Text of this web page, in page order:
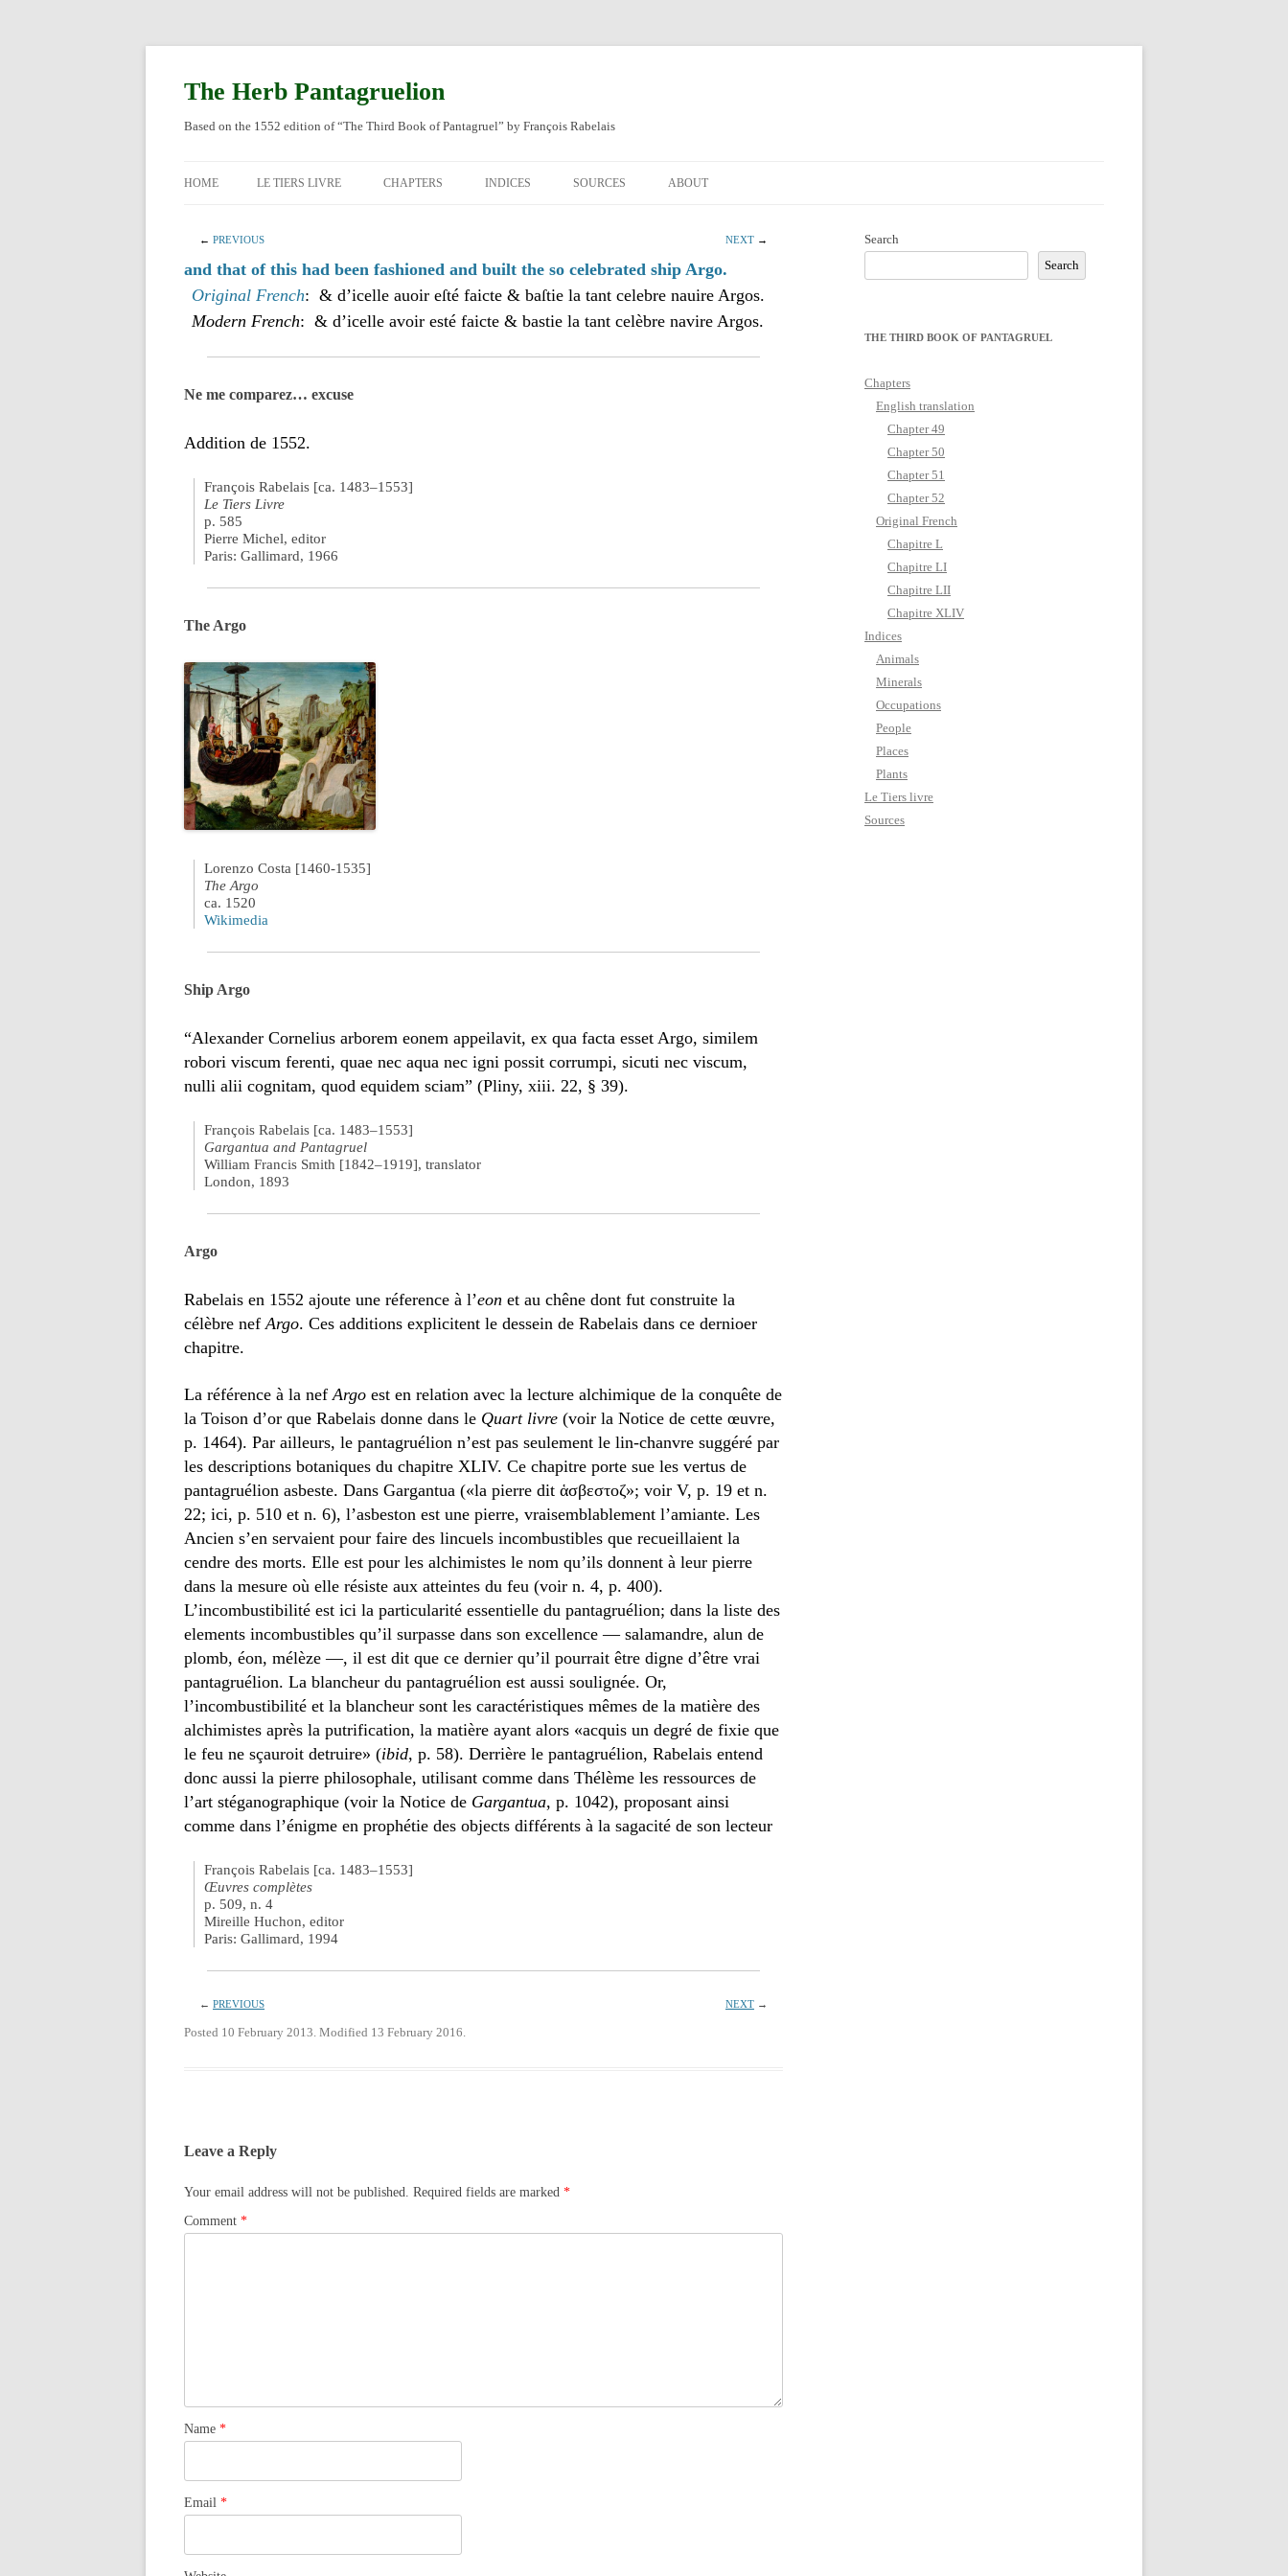
The Herb Pantagruelion
Based on the 1552 edition of “The Third Book of Pantagruel” by François Rabelais
HOME LE TIERS LIVRE CHAPTERS
CHAPITRE L
CHAPITRE LI
ENGLISH TRANSLATION CHAPTER 49
CHAPTER 50
INDICES
PLACES
ANIMALS
SOURCES ABOUT
← PREVIOUS NEXT→
and that of this had been fashioned and built the so celebrated ship Argo.
Original French: & d’icelle auoir eſté faicte & baſtie la tant celebre nauire Argos.
Modern French: & d’icelle avoir esté faicte & bastie la tant celèbre navire Argos.
Ne me comparez… excuse
Addition de 1552.
François Rabelais [ca. 1483–1553]
Le Tiers Livre
p. 585
Pierre Michel, editor
Paris: Gallimard, 1966
The Argo
Lorenzo Costa [1460-1535]
The Argo
ca. 1520
Wikimedia
Ship Argo
“Alexander Cornelius arborem eonem appeilavit, ex qua facta esset Argo, similem
robori viscum ferenti, quae nec aqua nec igni possit corrumpi, sicuti nec viscum,
nulli alii cognitam, quod equidem sciam” (Pliny, xiii. 22, § 39).
François Rabelais [ca. 1483–1553]
Gargantua and Pantagruel
William Francis Smith [1842–1919], translator
London, 1893
Argo
Rabelais en 1552 ajoute une réference à l’eon et au chêne dont fut construite la
célèbre nefArgo. Ces additions explicitent le dessein de Rabelais dans ce dernioer
chapitre.
La référence à la nefArgo est en relation avec la lecture alchimique de la conquête de
la Toison d’or que Rabelais donne dans le Quart livre (voir la Notice de cette œuvre,
p. 1464). Par ailleurs, le pantagruélion n’est pas seulement le lin-chanvre suggéré par
les descriptions botaniques du chapitre XLIV. Ce chapitre porte sue les vertus de
pantagruélion asbeste. Dans Gargantua («la pierre dit ἁσβεστοζ»; voir V, p. 19 et n.
22; ici, p. 510 et n. 6), l’asbeston est une pierre, vraisemblablement l’amiante. Les
Ancien s’en servaient pour faire des lincuels incombustibles que recueillaient la
cendre des morts. Elle est pour les alchimistes le nom qu’ils donnent à leur pierre
dans la mesure où elle résiste aux atteintes du feu (voir n. 4, p. 400).
L’incombustibilité est ici la particularité essentielle du pantagruélion; dans la liste des
elements incombustibles qu’il surpasse dans son excellence — salamandre, alun de
plomb, éon, mélèze —, il est dit que ce dernier qu’il pourrait être digne d’être vrai
pantagruélion. La blancheur du pantagruélion est aussi soulignée. Or,
l’incombustibilité et la blancheur sont les caractéristiques mêmes de la matière des
alchimistes après la putrification, la matière ayant alors «acquis un degré de fixie que
le feu ne sçauroit detruire» (ibid, p. 58). Derrière le pantagruélion, Rabelais entend
donc aussi la pierre philosophale, utilisant comme dans Thélème les ressources de
l’art stéganographique (voir la Notice de Gargantua, p. 1042), proposant ainsi
comme dans l’énigme en prophétie des objects différents à la sagacité de son lecteur
François Rabelais [ca. 1483–1553]
Œuvres complètes
p. 509, n. 4
Mireille Huchon, editor
Paris: Gallimard, 1994
← PREVIOUS NEXT→
Posted 10 February 2013. Modified 13 February 2016.
Leave a Reply
Your email address will not be published. Required fields are marked *
Comment *
Name *
Email *
Search
Search
THE THIRD BOOK OF PANTAGRUEL
Chapters
English translation
Chapter 49
Chapter 50
Chapter 51
Chapter 52
Original French
Chapitre L
Chapitre LI
Chapitre LII
Chapitre XLIV
Indices
Animals
Minerals
Occupations
People
Places
Plants
Le Tiers livre
Sources